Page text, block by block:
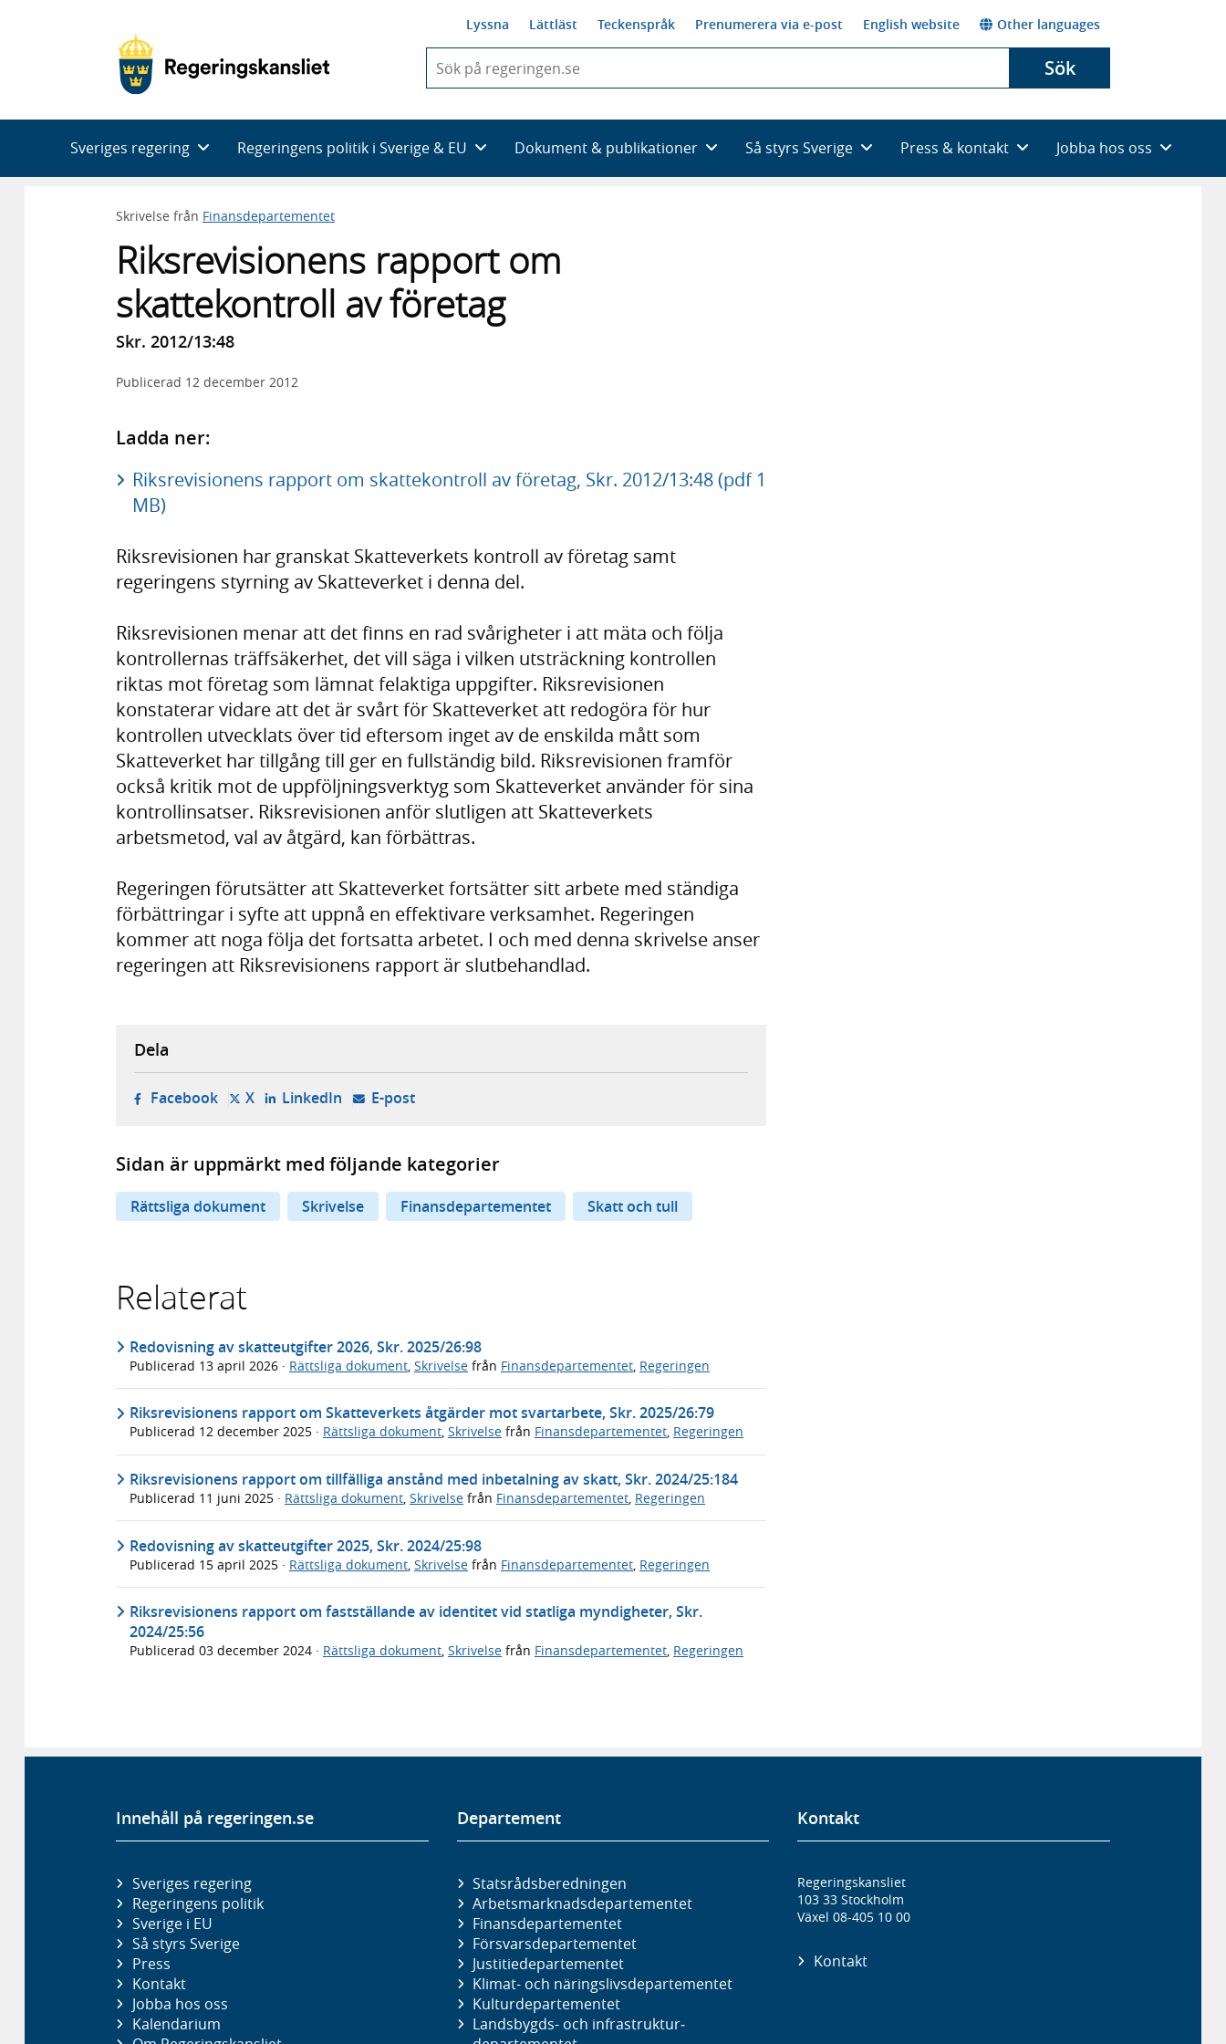
Lyssna Lättläst Teckenspråk Prenumerera via e-post English website Other languages
du
skriva
framträder
en
Sök
Sveriges regering Regeringens politik i Sverige & EU Dokument & publikationer Så styrs Sverige Press & kontakt Jobba hos oss
Skrivelse från Finansdepartementet
Riksrevisionens rapport om
skattekontroll av företag
Skr. 2012/13:48
Publicerad 12 december 2012
Ladda ner:
Riksrevisionens rapport om skattekontroll av företag, Skr. 2012/13:48 (pdf 1
MB)
Riksrevisionen har granskat Skatteverkets kontroll av företag samt
regeringens styrning av Skatteverket i denna del.
Riksrevisionen menar att det finns en rad svårigheter i att mäta och följa
kontrollernas träffsäkerhet, det vill säga i vilken utsträckning kontrollen
riktas mot företag som lämnat felaktiga uppgifter. Riksrevisionen
konstaterar vidare att det är svårt för Skatteverket att redogöra för hur
kontrollen utvecklats över tid eftersom inget av de enskilda mått som
Skatteverket har tillgång till ger en fullständig bild. Riksrevisionen framför
också kritik mot de uppföljningsverktyg som Skatteverket använder för sina
kontrollinsatser. Riksrevisionen anför slutligen att Skatteverkets
arbetsmetod, val av åtgärd, kan förbättras.
Regeringen förutsätter att Skatteverket fortsätter sitt arbete med ständiga
förbättringar i syfte att uppnå en effektivare verksamhet. Regeringen
kommer att noga följa det fortsatta arbetet. I och med denna skrivelse anser
regeringen att Riksrevisionens rapport är slutbehandlad.
Dela
Facebook- öppnas i ny flik, extern webbplats,
X- öppnas i ny flik, extern webbplats,
LinkedIn- öppnas i ny flik, extern webbplats,
E-post- öppnar din e-postklient,
Sidan är uppmärkt med följande kategorier
Rättsliga dokument Skrivelse Finansdepartementet Skatt och tull
Relaterat
Redovisning av skatteutgifter 2026, Skr. 2025/26:98
Publicerad 13 april 2026 · Rättsliga dokument Skrivelse från Finansdepartementet Regeringen
Riksrevisionens rapport om Skatteverkets åtgärder mot svartarbete, Skr. 2025/26:79
Publicerad 12 december 2025 · Rättsliga dokument, Skrivelse från Finansdepartementet, Regeringen
Riksrevisionens rapport om tillfälliga anstånd med inbetalning av skatt, Skr. 2024/25:184
Publicerad 11 juni 2025 · Rättsliga dokument, Skrivelse från Finansdepartementet, Regeringen
Redovisning av skatteutgifter 2025, Skr. 2024/25:98
Publicerad 15 april 2025 · Rättsliga dokument Skrivelse från Finansdepartementet Regeringen
Riksrevisionens rapport om fastställande av identitet vid statliga myndigheter, Skr.
2024/25:56
Publicerad 03 december 2024 · Rättsliga dokument, Skrivelse från Finansdepartementet, Regeringen
Innehåll på regeringen.se
Sveriges regering
Regeringens politik
Sverige i EU
Så styrs Sverige
Press
Kontakt
Jobba hos oss
Kalendarium
Departement
Statsrådsberedningen
Arbetsmarknads­departementet
Finans­departementet
Försvars­departementet
Justitie­departementet
Klimat- och näringslivs­departementet
Kultur­departementet
Landsbygds- och infrastruktur­
Kontakt
Regeringskansliet
103 33 Stockholm
Växel 08-405 10 00
Kontakt